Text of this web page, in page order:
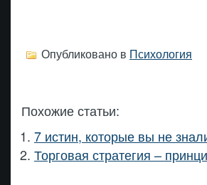
Опубликовано в Психология
Похожие статьи:
7 истин, которые вы не
Торговая стратегия –